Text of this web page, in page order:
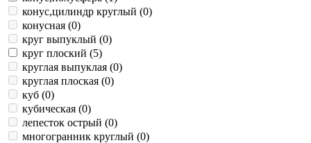
конус,цилиндр круглый (0)
конусная (0)
круг выпуклый (0)
круг плоский (5)
круглая выпуклая (0)
круглая плоская (0)
куб (0)
кубическая (0)
лепесток острый (0)
многогранник круглый (0)